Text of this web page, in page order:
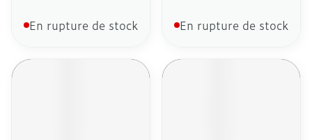
En rupture de stock En rupture de stock